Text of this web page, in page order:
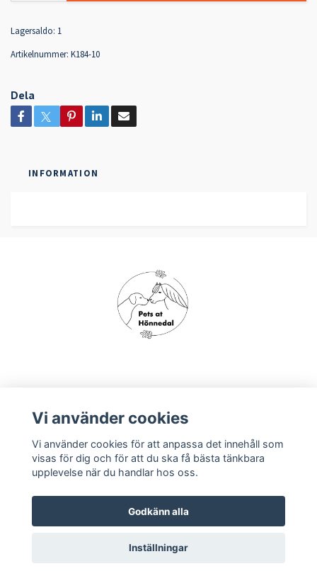
Lagersaldo: 1
Artikelnummer: K184-10
Dela
INFORMATION
Köpvillkor
Vi använder cookies
Vi använder cookies för att anpassa det innehåll som
visas för dig och för att du ska få bästa tänkbara
upplevelse när du handlar hos oss.
Godkänn alla
Inställningar